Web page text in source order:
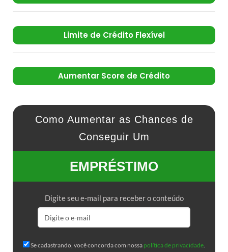
Limite de Crédito Flexível
Aumentar Score de Crédito
Como Aumentar as Chances de
Conseguir Um
EMPRÉSTIMO
Digite seu e-mail para receber o conteúdo
Se cadastrando, você concorda com nossa política de privacidade.